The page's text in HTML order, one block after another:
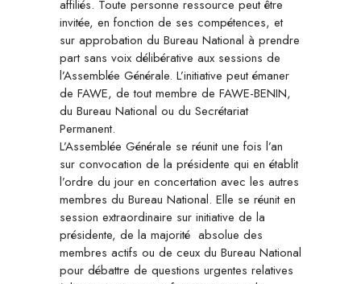
affiliés. Toute personne ressource peut être
invitée, en fonction de ses compétences, et
sur approbation du Bureau National à prendre
part sans voix délibérative aux sessions de
l’Assemblée Générale. L’initiative peut émaner
de FAWE, de tout membre de FAWE-BENIN,
du Bureau National ou du Secrétariat
Permanent.
L’Assemblée Générale se réunit une fois l’an
sur convocation de la présidente qui en établit
l’ordre du jour en concertation avec les autres
membres du Bureau National. Elle se réunit en
session extraordinaire sur initiative de la
présidente, de la majorité absolue des
membres actifs ou de ceux du Bureau National
pour débattre de questions urgentes relatives